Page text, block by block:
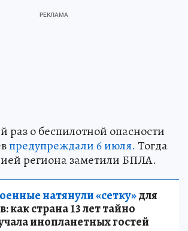
о беспилотной опасности
предупреждали 6 июля. Тогда
региона заметили БПЛА.
натянули «сетку»для
как страна 13 лет тайно
инопланетных гостей